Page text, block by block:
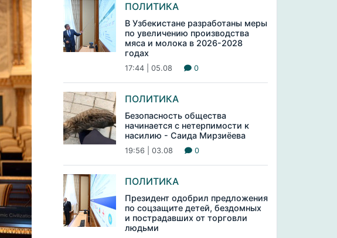
ПОЛИТИКА
В Узбекистане разработаны меры
по увеличению производства
мяса и молока в 2026-2028
годах
17:44 | 05.08 0
ПОЛИТИКА
Безопасность общества
начинается с нетерпимости к
насилию - Саида Мирзиёева
19:56 | 03.08 0
ПОЛИТИКА
Президент одобрил предложения
по соцзащите детей, бездомных
и пострадавших от торговли
людьми